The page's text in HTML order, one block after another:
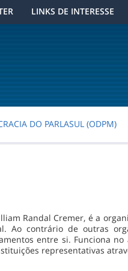
LINKS DE INTERESSE
DO PARLASUL (ODPM)
Randal Cremer, é a
contrário de outras
entre si. Funciona
representativas